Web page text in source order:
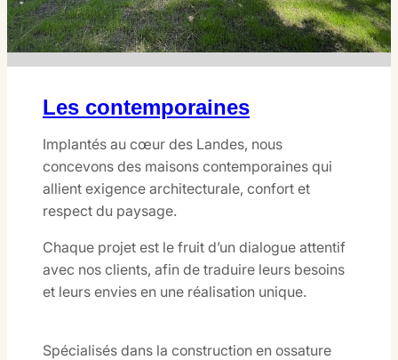
Les contemporaines
Implantés au cœur des Landes, nous
concevons des maisons contemporaines qui
allient exigence architecturale, confort et
respect du paysage.
Chaque projet est le fruit d’un dialogue attentif
avec nos clients, afin de traduire leurs besoins
et leurs envies en une réalisation unique.
Spécialisés dans la construction en ossature